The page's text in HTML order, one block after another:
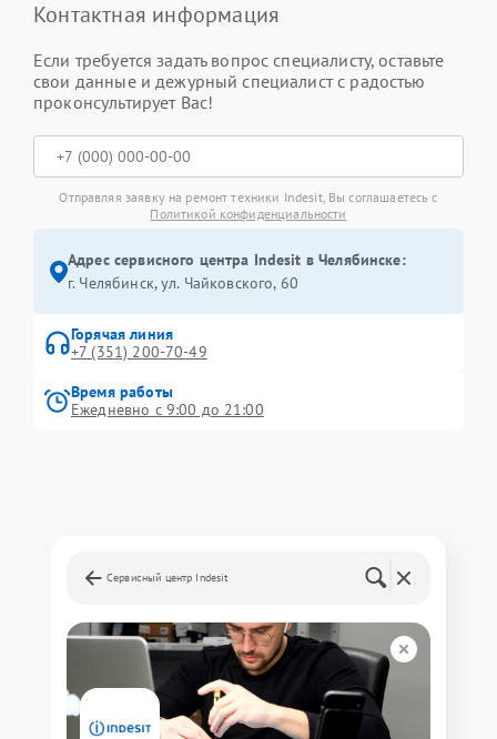
Контактная информация
Если требуется задать вопрос специалисту, оставьте
свои данные и дежурный специалист с радостью
проконсультирует Вас!
Отправляя заявку на ремонт техники Indesit, Вы соглашаетесь с
Политикой конфиденциальности
Адрес сервисного центра Indesit в Челябинске:
г. Челябинск, ул. Чайковского, 60
Горячая линия
+7 (351) 200-70-49
Время работы
Ежедневно с 9:00 до 21:00
Сервисный центр Indesit